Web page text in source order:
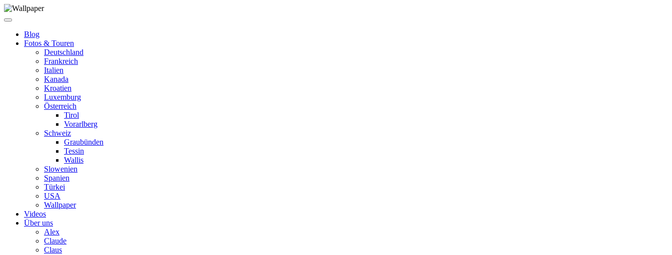
Blog
Fotos & Touren
Deutschland
Frankreich
Italien
Kanada
Kroatien
Luxemburg
Österreich
Tirol
Vorarlberg
Schweiz
Graubünden
Tessin
Wallis
Slowenien
Spanien
Türkei
USA
Wallpaper
Videos
Über uns
Alex
Claude
Claus